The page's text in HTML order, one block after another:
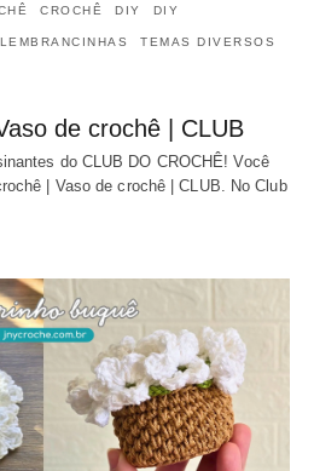
CROCHÊ DIY DIY
TEMAS DIVERSOS
de crochê | CLUB
do CLUB DO CROCHÊ! Você
| Vaso de crochê | CLUB. No Club